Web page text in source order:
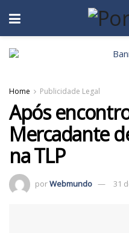
Home Publicidade Legal
Após
Mercadante
na TLP
porWebmundo 31